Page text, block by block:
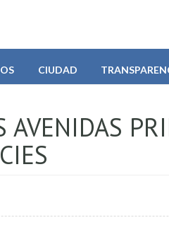
CIUDAD